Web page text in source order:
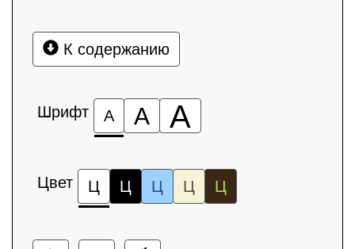
К содержанию
Шрифт А А А
Цвет Ц Ц Ц Ц Ц